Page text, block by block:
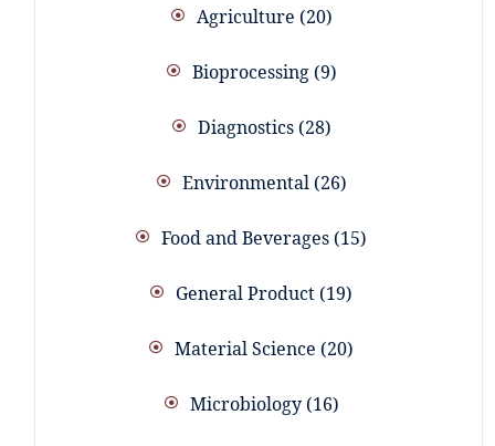
Agriculture 20
Bioprocessing 9
Diagnostics 28
Environmental 26
Food and Beverages 15
General Product 19
Material Science 20
Microbiology 16